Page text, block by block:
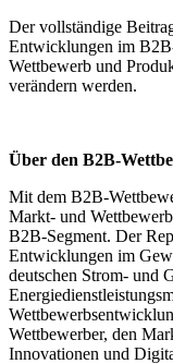
Der vollständige
Entwicklungen im
Wettbewerb und
verändern werden.
Über den B2B-
Mit dem B2B-
Markt- und
B2B-Segment. Der
Entwicklungen im
deutschen Strom- und
Wettbewerber, den
Innovationen und